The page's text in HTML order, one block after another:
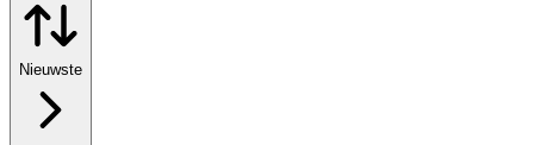
Nieuwste